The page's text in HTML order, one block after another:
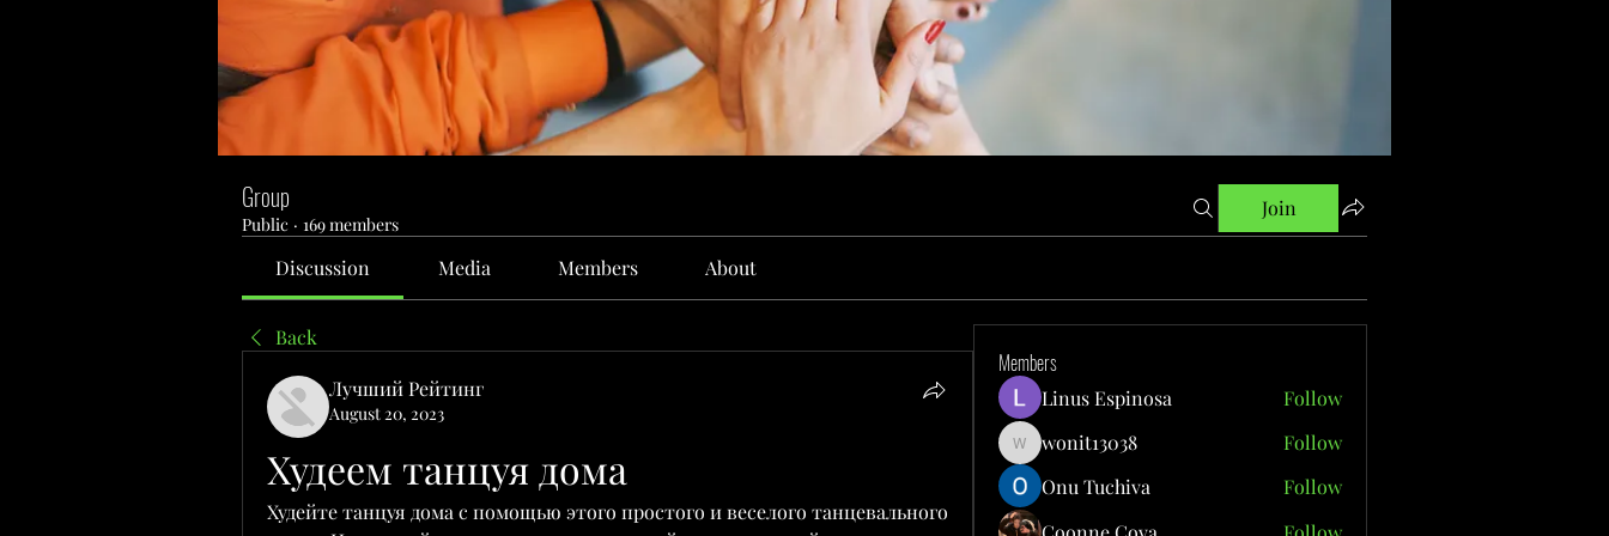
Group
Public · 169 members
Join
Discussion Media Members About
Back
Лучший Рейтинг
August 20, 2023
Худеем танцуя дома
Худейте танцуя дома с помощью этого простого и веселого танцевального
Members
Linus Espinosa Follow
wonit13038
wonit13038
Follow
Onu Tuchiva
Follow